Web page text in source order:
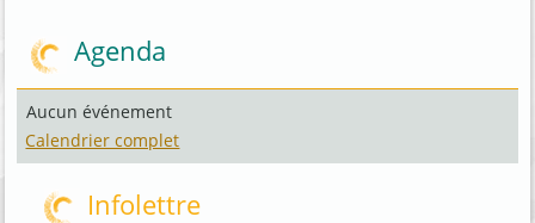
Agenda
Aucun événement
Calendrier complet
Infolettre